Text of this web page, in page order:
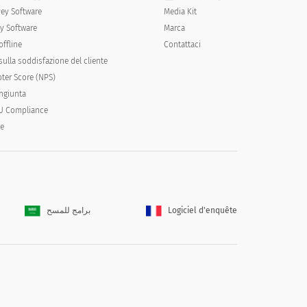
Concordare Pienamente d'accordo
Software
Software
soddisfazione del cliente
Score (NPS)
Compliance
Media Kit
Marca
Contattaci
برامج للمسح Logiciel d'enquête